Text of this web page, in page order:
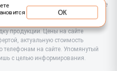
и ремонте техники Xiaomi, но не
Предоставляем
гарантии, а также
продукции. Цены на сайте
актуальную стоимость
телефонам на сайте. Упомянутый
с целью информирования.
ОК